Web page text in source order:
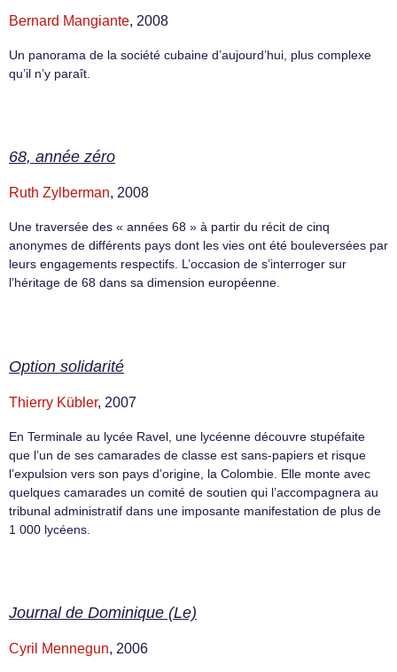
Bernard Mangiante, 2008
Un panorama de la société cubaine d’aujourd’hui, plus complexe
qu’il n’y paraît.
68, année zéro
Ruth Zylberman, 2008
Une traversée des « années 68 » à partir du récit de cinq
anonymes de différents pays dont les vies ont été bouleversées par
leurs engagements respectifs. L’occasion de s’interroger sur
l’héritage de 68 dans sa dimension européenne.
Option solidarité
Thierry Kübler, 2007
En Terminale au lycée Ravel, une lycéenne découvre stupéfaite
que l’un de ses camarades de classe est sans-papiers et risque
l’expulsion vers son pays d’origine, la Colombie. Elle monte avec
quelques camarades un comité de soutien qui l’accompagnera au
tribunal administratif dans une imposante manifestation de plus de
1 000 lycéens.
Journal de Dominique (Le)
Cyril Mennegun, 2006